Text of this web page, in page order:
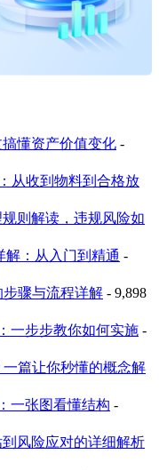
懂资产价值变化 -
从收到物料到合格放
则解读，违规风险如
解：从入门到精通 -
骤与流程详解 - 9,898
一步步教你如何实施 -
篇让你秒懂的概念解
一张图看懂结构 -
风险应对的详细解析